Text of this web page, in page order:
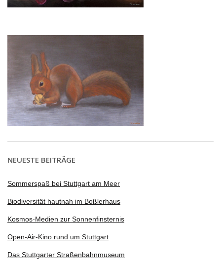
NEUESTE BEITRÄGE
Sommerspaß bei Stuttgart am Meer
Biodiversität hautnah im Boßlerhaus
Kosmos-Medien zur Sonnenfinsternis
Open-Air-Kino rund um Stuttgart
Das Stuttgarter Straßenbahnmuseum